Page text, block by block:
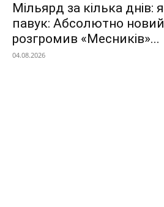
Мільярд за кілька
павук: Абсолютно
розгромив «Месників»...
04.08.2026